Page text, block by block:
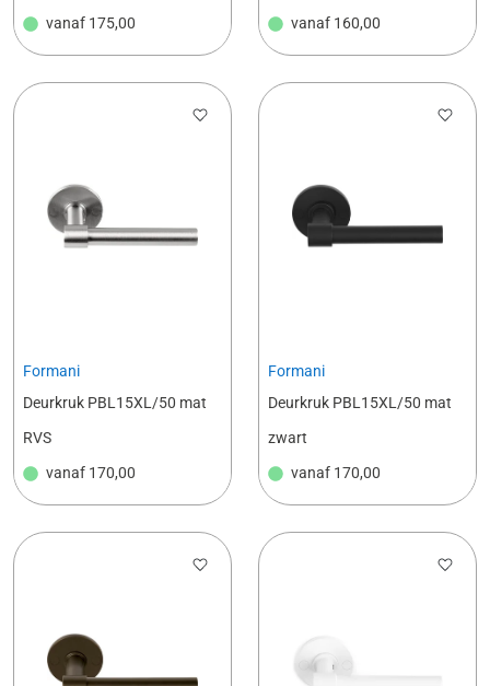
vanaf 175,00
vanaf 160,00
Formani
Deurkruk PBL15XL/50 mat
RVS
vanaf 170,00
Formani
Deurkruk PBL15XL/50 mat
zwart
vanaf 170,00